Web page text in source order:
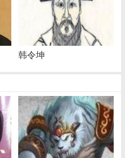
韩令坤